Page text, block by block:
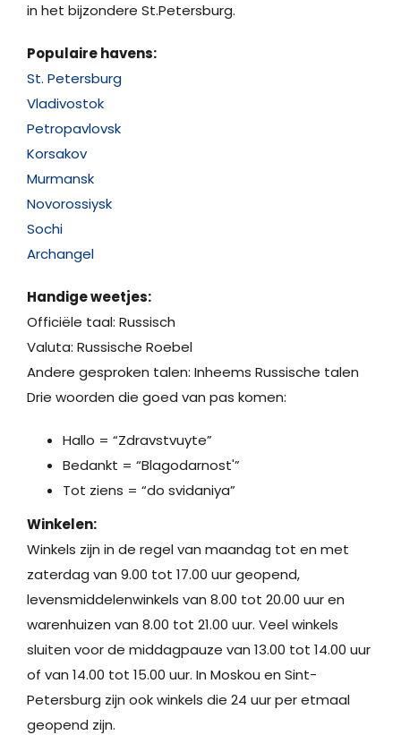
in het bijzondere St.Petersburg.
Populaire havens:
St. Petersburg
Vladivostok
Petropavlovsk
Korsakov
Murmansk
Novorossiysk
Sochi
Archangel
Handige weetjes:
Officiële taal: Russisch
Valuta: Russische Roebel
Andere gesproken talen: Inheems Russische talen
Drie woorden die goed van pas komen:
Hallo = “Zdravstvuyte”
Bedankt = “Blagodarnost'”
Tot ziens = “do svidaniya”
Winkelen:
Winkels zijn in de regel van maandag tot en met
zaterdag van 9.00 tot 17.00 uur geopend,
levensmiddelenwinkels van 8.00 tot 20.00 uur en
warenhuizen van 8.00 tot 21.00 uur. Veel winkels
sluiten voor de middagpauze van 13.00 tot 14.00 uur
of van 14.00 tot 15.00 uur. In Moskou en Sint-
Petersburg zijn ook winkels die 24 uur per etmaal
geopend zijn.